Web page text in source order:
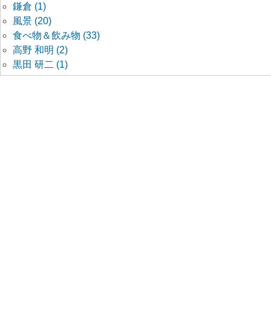
鎌倉 (1)
風景 (20)
食べ物＆飲み物 (33)
高野 和明 (2)
黒田 研二 (1)